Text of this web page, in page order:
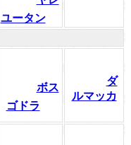
ユータン
ボス
ゴドラ
ダ
ルマッカ